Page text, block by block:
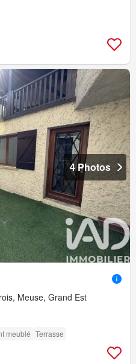
4 Photos
Meuse, Grand Est
meublé Terrasse